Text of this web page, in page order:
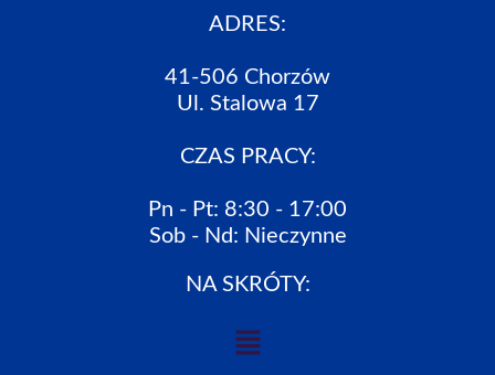
ADRES:
41-506 Chorzów
Ul. Stalowa 17
CZAS PRACY:
Pn - Pt: 8:30 - 17:00
Sob - Nd: Nieczynne
NA SKRÓTY: